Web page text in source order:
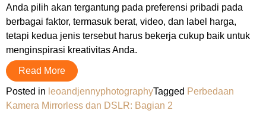
Anda pilih akan tergantung pada preferensi pribadi pada
berbagai faktor, termasuk berat, video, dan label harga,
tetapi kedua jenis tersebut harus bekerja cukup baik untuk
menginspirasi kreativitas Anda.
Read More
Posted in leoandjennyphotographyTagged Perbedaan
Kamera Mirrorless dan DSLR: Bagian 2